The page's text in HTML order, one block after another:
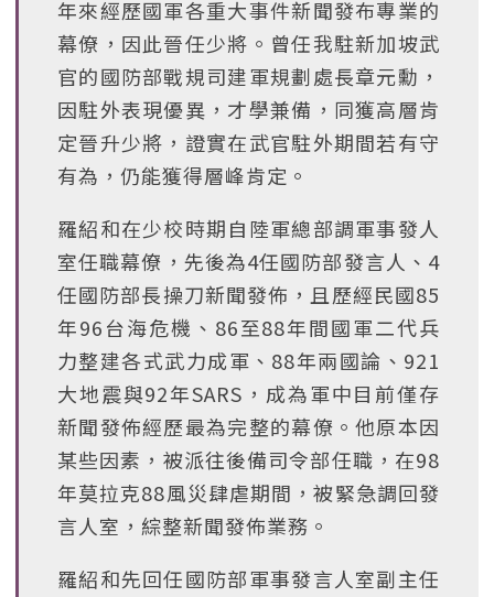
年來經歷國軍各重大事件新聞發布專業的
幕僚，因此晉任少將。曾任我駐新加坡武
官的國防部戰規司建軍規劃處長章元勳，
因駐外表現優異，才學兼備，同獲高層肯
定晉升少將，證實在武官駐外期間若有守
有為，仍能獲得層峰肯定。
羅紹和在少校時期自陸軍總部調軍事發人
室任職幕僚，先後為4任國防部發言人、4
任國防部長操刀新聞發佈，且歷經民國85
年96台海危機、86至88年間國軍二代兵
力整建各式武力成軍、88年兩國論、921
大地震與92年SARS，成為軍中目前僅存
新聞發佈經歷最為完整的幕僚。他原本因
某些因素，被派往後備司令部任職，在98
年莫拉克88風災肆虐期間，被緊急調回發
言人室，綜整新聞發佈業務。
羅紹和先回任國防部軍事發言人室副主任